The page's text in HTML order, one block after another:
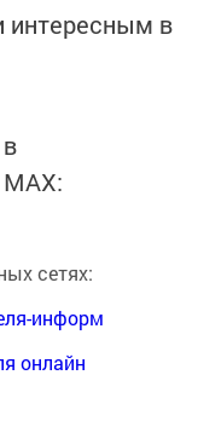
в
сетях:
информ
онлайн